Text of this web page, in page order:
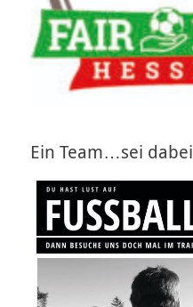
Ein Team…sei dabei